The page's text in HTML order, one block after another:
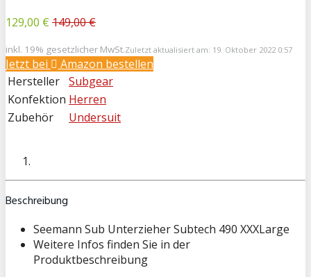
129,00 € 149,00 €
inkl. 19% gesetzlicher MwSt.Zuletzt aktualisiert am: 19. Oktober 2022 0:57
Jetzt bei
Amazon bestellen
Hersteller Subgear
Konfektion Herren
Zubehör
Undersuit
Beschreibung
Seemann Sub Unterzieher Subtech 490 XXXLarge
Weitere Infos finden Sie in der
Produktbeschreibung